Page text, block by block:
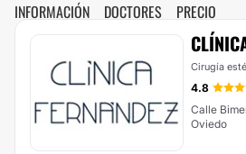
INFORMACIÓN DOCTORES PRECIO
Cirugía
4.8
Calle
Oviedo